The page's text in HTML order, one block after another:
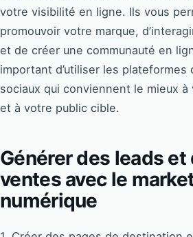
votre visibilité en ligne. Ils vous
promouvoir votre marque,
et de créer une communauté en
important d’utiliser les plateformes
sociaux qui conviennent le mieux
et à votre public cible.
Générer des leads et
ventes avec le
numérique